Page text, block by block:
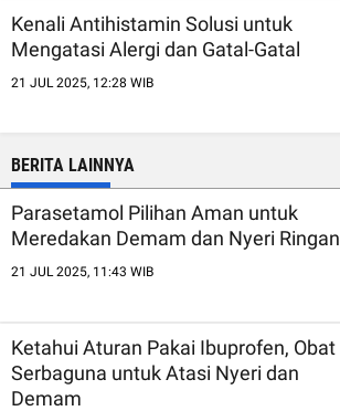
Kenali Antihistamin Solusi untuk
Mengatasi Alergi dan Gatal-Gatal
21 JUL 2025, 12:28 WIB
BERITA LAINNYA
Parasetamol Pilihan Aman untuk
Meredakan Demam dan Nyeri Ringan
21 JUL 2025, 11:43 WIB
Ketahui Aturan Pakai Ibuprofen, Obat
Serbaguna untuk Atasi Nyeri dan
Demam